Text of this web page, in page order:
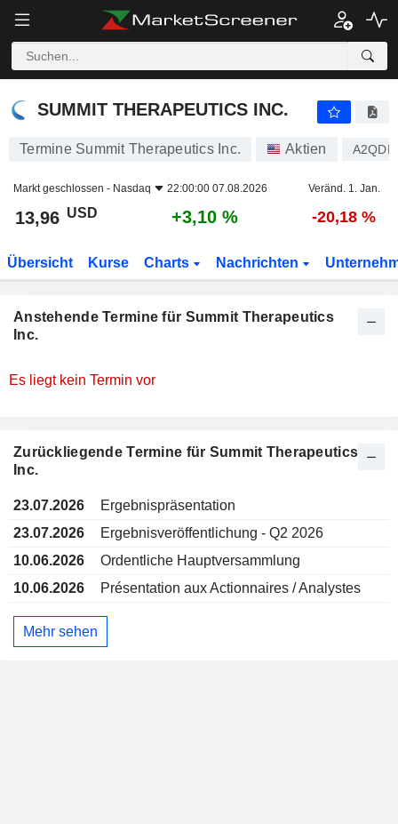
SUMMIT THERAPEUTICS INC.
SUMMIT THERAPEUTICS INC.
Termine Summit Therapeutics Inc. Aktien
Markt geschlossen - Nasdaq 22:00:00 07.08.2026 Veränd. 1. Jan.
13,96 USD +3,10 % -20,18 %
Übersicht Kurse Charts Nachrichten
Anstehende Termine für Summit Therapeutics
Inc.
Es liegt kein Termin vor
Zurückliegende Termine für Summit Therapeutics
Inc.
23.07.2026
Ergebnispräsentation
23.07.2026
Ergebnisveröffentlichung - Q2 2026
10.06.2026
Ordentliche Hauptversammlung
10.06.2026
Présentation aux Actionnaires / Analystes
Mehr sehen